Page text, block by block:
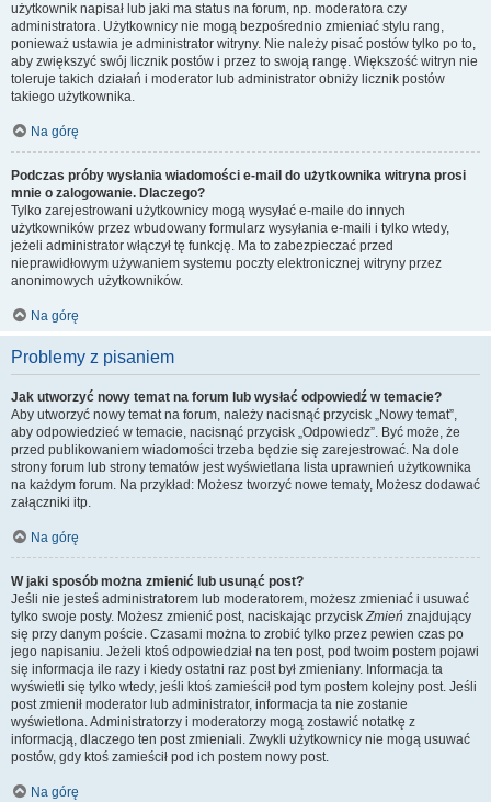
użytkownik napisał lub jaki ma status na forum, np. moderatora czy
administratora. Użytkownicy nie mogą bezpośrednio zmieniać stylu rang,
ponieważ ustawia je administrator witryny. Nie należy pisać postów tylko po to,
aby zwiększyć swój licznik postów i przez to swoją rangę. Większość witryn nie
toleruje takich działań i moderator lub administrator obniży licznik postów
takiego użytkownika.
Na górę
Podczas próby wysłania wiadomości e-mail do użytkownika witryna prosi
mnie o zalogowanie. Dlaczego?
Tylko zarejestrowani użytkownicy mogą wysyłać e-maile do innych
użytkowników przez wbudowany formularz wysyłania e-maili i tylko wtedy,
jeżeli administrator włączył tę funkcję. Ma to zabezpieczać przed
nieprawidłowym używaniem systemu poczty elektronicznej witryny przez
anonimowych użytkowników.
Na górę
Problemy z pisaniem
Jak utworzyć nowy temat na forum lub wysłać odpowiedź w temacie?
Aby utworzyć nowy temat na forum, należy nacisnąć przycisk „Nowy temat”,
aby odpowiedzieć w temacie, nacisnąć przycisk „Odpowiedz”. Być może, że
przed publikowaniem wiadomości trzeba będzie się zarejestrować. Na dole
strony forum lub strony tematów jest wyświetlana lista uprawnień użytkownika
na każdym forum. Na przykład: Możesz tworzyć nowe tematy, Możesz dodawać
załączniki itp.
Na górę
W jaki sposób można zmienić lub usunąć post?
Jeśli nie jesteś administratorem lub moderatorem, możesz zmieniać i usuwać
tylko swoje posty. Możesz zmienić post, naciskając przyciskZmień znajdujący
się przy danym poście. Czasami można to zrobić tylko przez pewien czas po
jego napisaniu. Jeżeli ktoś odpowiedział na ten post, pod twoim postem pojawi
się informacja ile razy i kiedy ostatni raz post był zmieniany. Informacja ta
wyświetli się tylko wtedy, jeśli ktoś zamieścił pod tym postem kolejny post. Jeśli
post zmienił moderator lub administrator, informacja ta nie zostanie
wyświetlona. Administratorzy i moderatorzy mogą zostawić notatkę z
informacją, dlaczego ten post zmieniali. Zwykli użytkownicy nie mogą usuwać
postów, gdy ktoś zamieścił pod ich postem nowy post.
Na górę